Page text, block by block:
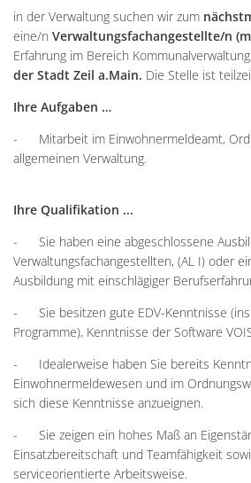
in der Verwaltung suchen wir zum
eine/n Verwaltungsfachangestellte/n
Erfahrung im Bereich Kommunalverwaltung
der Stadt Zeil a.Main. Die Stelle ist
Ihre Aufgaben …
- Mitarbeit im Einwohnermeldeamt,
allgemeinen Verwaltung.
Ihre Qualifikation ...
- Sie haben eine abgeschlossene
Verwaltungsfachangestellten, (AL I) oder
Ausbildung mit einschlägiger
- Sie besitzen gute EDV-Kenntnisse
Programme), Kenntnisse der Software
- Idealerweise haben Sie bereits
Einwohnermeldewesen und im
sich diese Kenntnisse anzueignen.
- Sie zeigen ein hohes Maß an
Einsatzbereitschaft und Teamfähigkeit
serviceorientierte Arbeitsweise.